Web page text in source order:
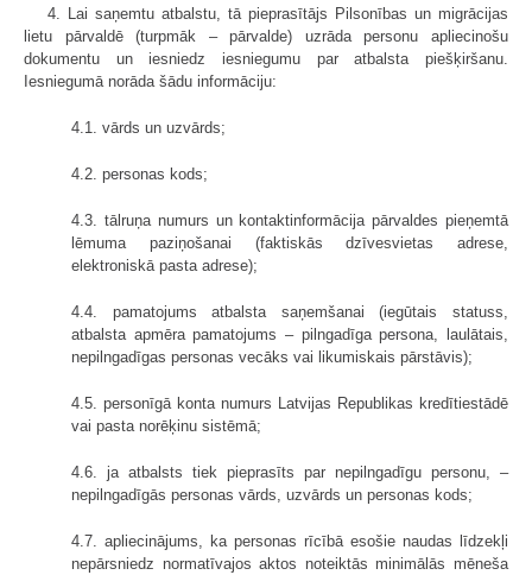
4. Lai saņemtu atbalstu, tā pieprasītājs Pilsonības un migrācijas
lietu pārvaldē (turpmāk – pārvalde) uzrāda personu apliecinošu
dokumentu un iesniedz iesniegumu par atbalsta piešķiršanu.
Iesniegumā norāda šādu informāciju:
4.1. vārds un uzvārds;
4.2. personas kods;
4.3. tālruņa numurs un kontaktinformācija pārvaldes pieņemtā
lēmuma paziņošanai (faktiskās dzīvesvietas adrese,
elektroniskā pasta adrese);
4.4. pamatojums atbalsta saņemšanai (iegūtais statuss,
atbalsta apmēra pamatojums – pilngadīga persona, laulātais,
nepilngadīgas personas vecāks vai likumiskais pārstāvis);
4.5. personīgā konta numurs Latvijas Republikas kredītiestādē
vai pasta norēķinu sistēmā;
4.6. ja atbalsts tiek pieprasīts par nepilngadīgu personu, –
nepilngadīgās personas vārds, uzvārds un personas kods;
4.7. apliecinājums, ka personas rīcībā esošie naudas līdzekļi
nepārsniedz normatīvajos aktos noteiktās minimālās mēneša